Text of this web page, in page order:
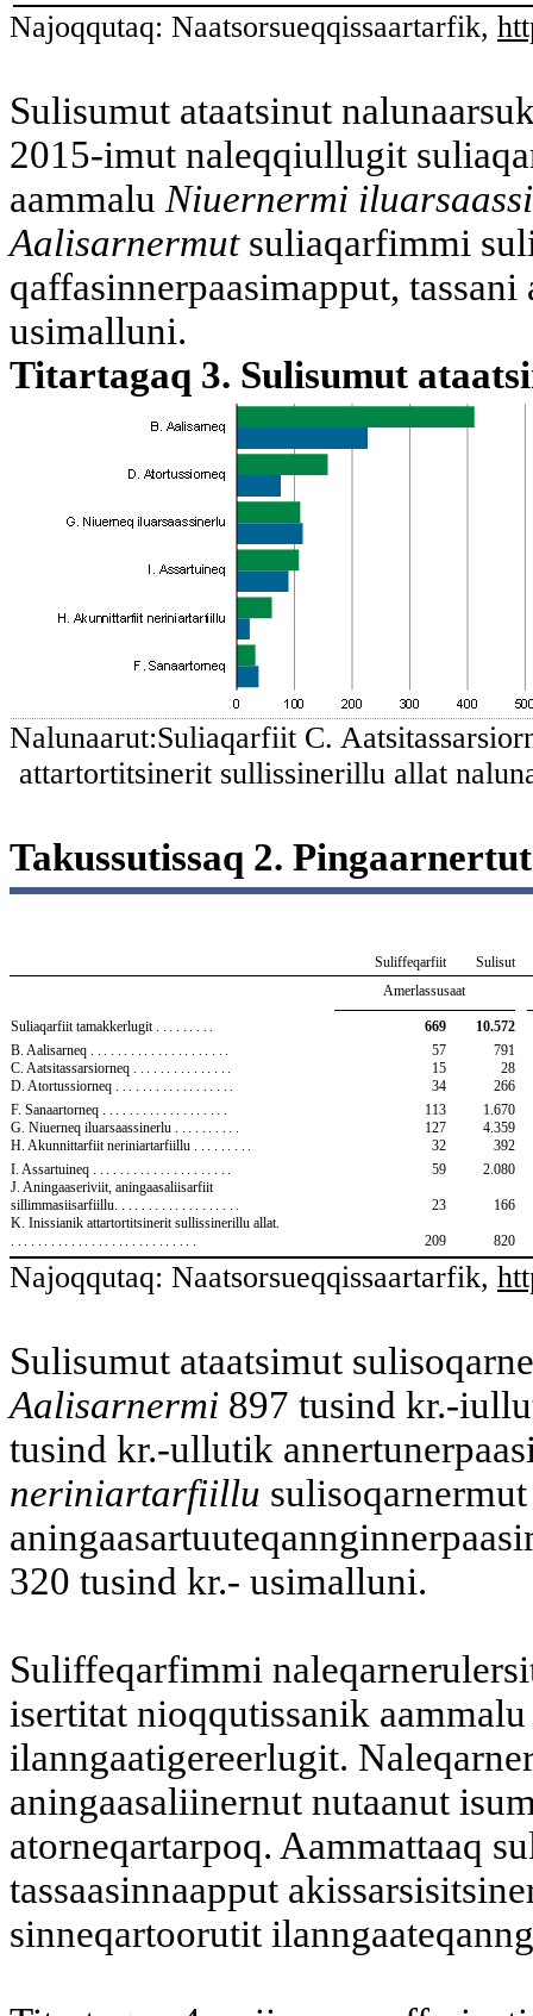
Najoqqutaq: Naatsorsueqqissaartarfik,
Sulisumut ataatsinut
2015-imut naleqqiullugit
aammalu Niuernermi
Aalisarnermutsuliaqarfimmi
qaffasinnerpaasimapput,
usimalluni.
Titartagaq 3. Sulisumut
Nalunaarut:Suliaqarfiit C.
attartortitsinerit sullissinerillu allat
Takussutissaq 2.
Suliffeqarfiit
Sulisut
Amerlassusaat
Suliaqarfiit tamakkerlugit ......... 669
10.572
B. Aalisarneq ..................... 57
791
C. Aatsitassarsiorneq
15
28
D. Atortussiorneq
34
266
F. Sanaartorneq ................... 113
1.670
G. Niuerneq iluarsaassinerlu
127
4.359
H. Akunnittarfiit neriniartarfiillu
32
392
I. Assartuineq ..................... 59
2.080
J. Aningaaseriviit, aningaasaliisarfiit
sillimmasiisarfiillu.
23
166
K. Inissianik attartortitsinerit sullissinerillu allat.
209 820
Najoqqutaq: Naatsorsueqqissaartarfik,
Sulisumut ataatsimut
Aalisarnermi 897 tusind kr.-
tusind kr.-ullutik
neriniartarfiillu sulisoqarnermut
320 tusind kr.- usimalluni.
Suliffeqarfimmi
isertitat nioqqutissanik
ilanngaatigereerlugit.
aningaasaliinernut nutaanut
atorneqartarpoq. Aammattaaq
tassaasinnaapput
sinneqartoorutit